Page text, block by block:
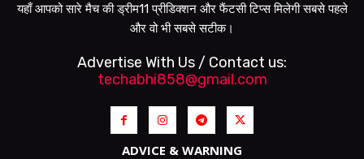
यहाँ आपको सारे मैच की ड्रीम11 प्रीडिक्शन और फैंटसी टिप्स मिलेगी सबसे पहले
और वो भी सबसे सटीक।
Advertise With Us / Contact us:
techabhi858@gmail.com
ADVICE & WARNING